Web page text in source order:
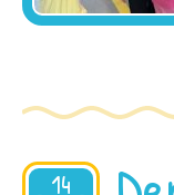
14